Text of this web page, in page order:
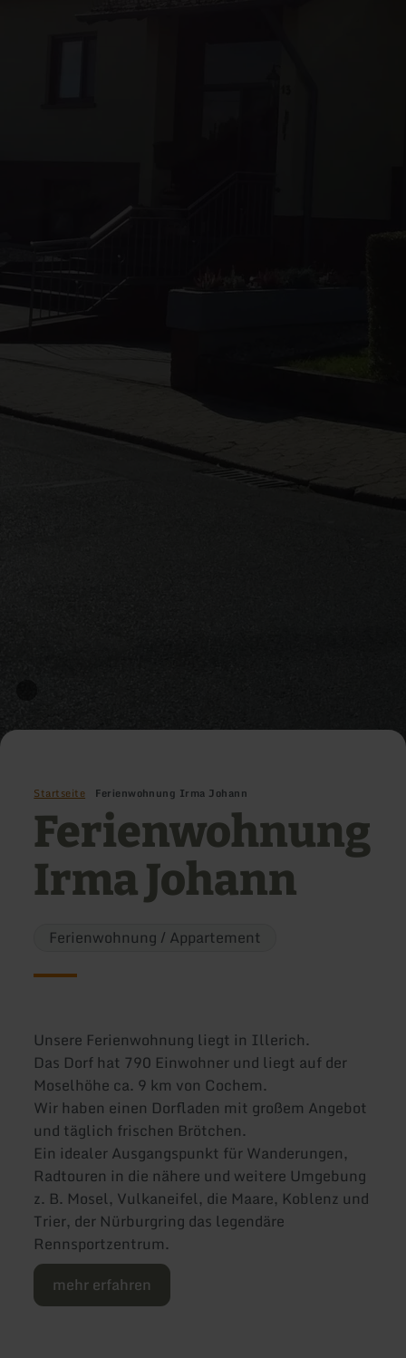
Startseite Ferienwohnung Irma Johann
Ferienwohnung
Irma Johann
Ferienwohnung / Appartement
Unsere Ferienwohnung liegt in Illerich.
Das Dorf hat 790 Einwohner und liegt auf der
Moselhöhe ca. 9 km von Cochem.
Wir haben einen Dorfladen mit großem Angebot
und täglich frischen Brötchen.
Ein idealer Ausgangspunkt für Wanderungen,
Radtouren in die nähere und weitere Umgebung
z. B. Mosel, Vulkaneifel, die Maare, Koblenz und
Trier, der Nürburgring das legendäre
Rennsportzentrum.
mehr erfahren